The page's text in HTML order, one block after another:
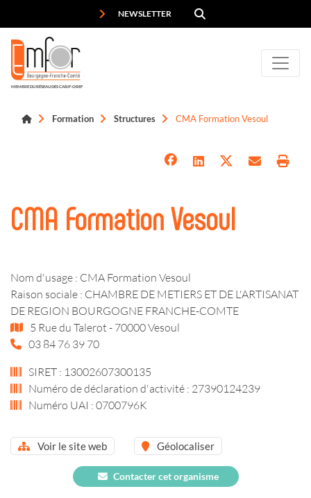
NEWSLETTER
MEMBRE DU RÉSEAU DES CARIF-OREF
Formation Structures CMA Formation Vesoul
CMA Formation Vesoul
Nom d'usage : CMA Formation Vesoul
Raison sociale : CHAMBRE DE METIERS ET DE L'ARTISANAT
DE REGION BOURGOGNE FRANCHE-COMTE
5 Rue du Talerot - 70000 Vesoul
03 84 76 39 70
SIRET : 13002607300135
Numéro de déclaration d'activité : 27390124239
Numéro UAI : 0700796K
Voir le site web Géolocaliser
Contacter cet organisme
Panneau de gestion des cookies